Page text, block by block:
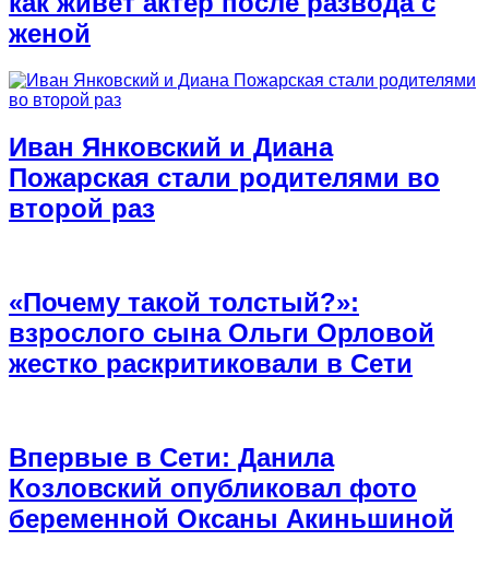
женой
Иван Янковский и Диана
Пожарская стали родителями во
второй раз
«Почему такой толстый?»:
взрослого сына Ольги Орловой
жестко раскритиковали в Сети
Впервые в Сети: Данила
Козловский опубликовал фото
беременной Оксаны Акиньшиной